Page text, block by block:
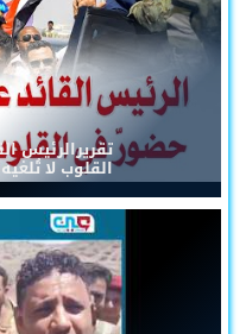
تقريرالرئيس
القلوب لا